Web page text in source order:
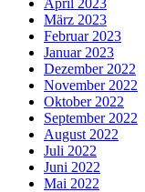
März 2023
Februar 2023
Januar 2023
Dezember 2022
November 2022
Oktober 2022
September 2022
August 2022
Juli 2022
Juni 2022
Mai 2022